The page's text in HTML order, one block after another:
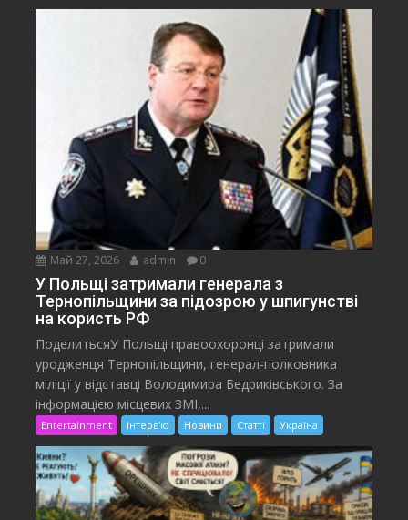
Май 27, 2026 admin 0
У Польщі затримали генерала з
Тернопільщини за підозрою у шпигунстві
на користь РФ
ПоделитьсяУ Польщі правоохоронці затримали
уродженця Тернопільщини, генерал-полковника
міліції у відставці Володимира Бедриківського. За
інформацією місцевих ЗМІ,...
Entertainment Інтерв'ю Новини Статті Україна